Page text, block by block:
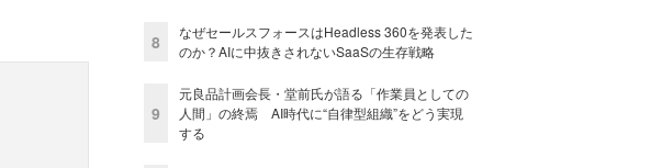
8
なぜセールスフォースはHeadless 360を発表した
のか？AIに中抜きされないSaaSの生存戦略
9
元良品計画会長・堂前氏が語る「作業員としての
人間」の終焉 AI時代に“自律型組織”をどう実現
する